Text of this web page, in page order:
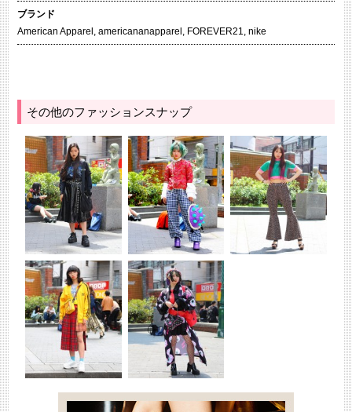
ブランド
American Apparel , americananapparel , FOREVER21, nike
その他のファッションスナップ